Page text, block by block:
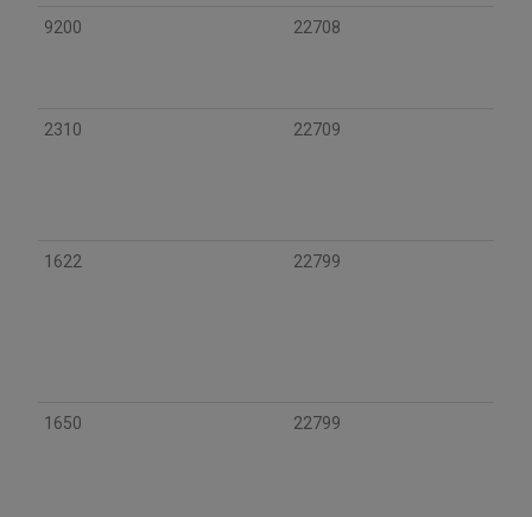
9200 22708
2310 22709
1622 22799
1650 22799